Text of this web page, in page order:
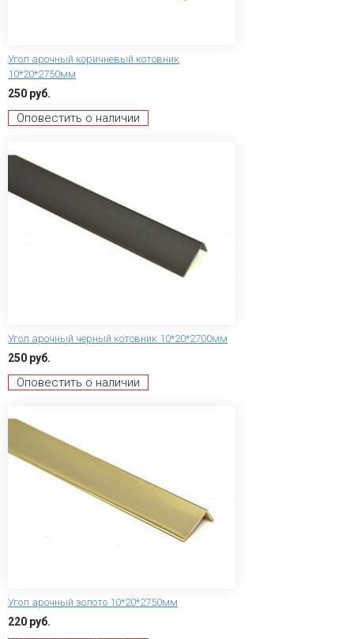
Угол арочный коричневый котовник
10*20*2750мм
250 руб.
Оповестить о наличии
Угол арочный черный котовник 10*20*2700мм
250 руб.
Оповестить о наличии
Угол арочный золото 10*20*2750мм
220 руб.